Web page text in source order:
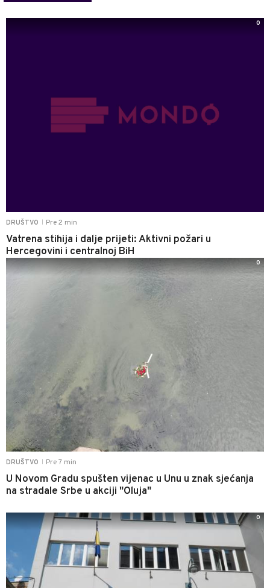
DRUŠTVO Pre 2 min
Vatrena stihija i dalje prijeti: Aktivni požari u
Hercegovini i centralnoj BiH
0
DRUŠTVO Pre 7 min
U Novom Gradu spušten vijenac u Unu u znak sjećanja
na stradale Srbe u akciji "Oluja"
0
0